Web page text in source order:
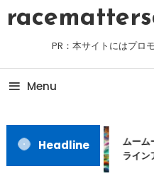
PR：本サイトにはプロ
Menu
Headline
ムーム
ライン